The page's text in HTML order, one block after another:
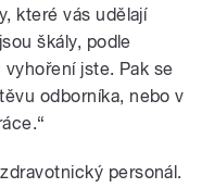
které vás udělají
škály, podle
jste. Pak se
odborníka, nebo v
personál.